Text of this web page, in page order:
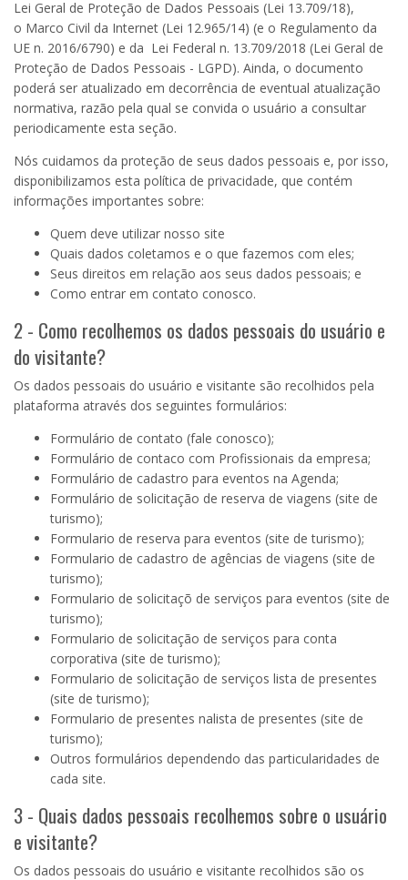
Lei Geral de Proteção de Dados Pessoais (Lei 13.709/18),
o Marco Civil da Internet (Lei 12.965/14) (e o Regulamento da
UE n. 2016/6790) e da Lei Federal n. 13.709/2018 (Lei Geral de
Proteção de Dados Pessoais - LGPD). Ainda, o documento
poderá ser atualizado em decorrência de eventual atualização
normativa, razão pela qual se convida o usuário a consultar
periodicamente esta seção.
Nós cuidamos da proteção de seus dados pessoais e, por isso,
disponibilizamos esta política de privacidade, que contém
informações importantes sobre:
Quem deve utilizar nosso site
Quais dados coletamos e o que fazemos com eles;
Seus direitos em relação aos seus dados pessoais; e
Como entrar em contato conosco.
2 - Como recolhemos os dados pessoais do usuário e
do visitante?
Os dados pessoais do usuário e visitante são recolhidos pela
plataforma através dos seguintes formulários:
Formulário de contato (fale conosco);
Formulário de contaco com Profissionais da empresa;
Formulário de cadastro para eventos na Agenda;
Formulário de solicitação de reserva de viagens (site de
turismo);
Formulario de reserva para eventos (site de turismo);
Formulario de cadastro de agências de viagens (site de
turismo);
Formulario de solicitaçõ de serviços para eventos (site de
turismo);
Formulario de solicitação de serviços para conta
corporativa (site de turismo);
Formulario de solicitação de serviços lista de presentes
(site de turismo);
Formulario de presentes nalista de presentes (site de
turismo);
Outros formulários dependendo das particularidades de
cada site.
3 - Quais dados pessoais recolhemos sobre o usuário
e visitante?
Os dados pessoais do usuário e visitante recolhidos são os